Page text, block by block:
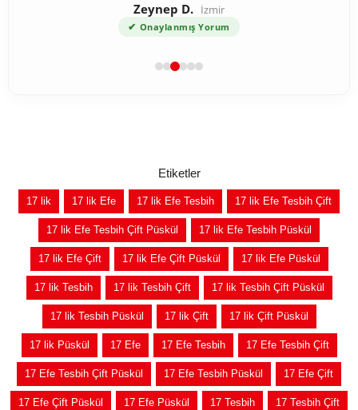
Zeynep D. İzmir
✔ Onaylanmış Yorum
Etiketler
17 lik 17 lik Efe 17 lik Efe Tesbih 17 lik Efe Tesbih Çift
17 lik Efe Tesbih Çift Püskül 17 lik Efe Tesbih Püskül
17 lik Efe Çift 17 lik Efe Çift Püskül 17 lik Efe Püskül
17 lik Tesbih 17 lik Tesbih Çift 17 lik Tesbih Çift Püskül
17 lik Tesbih Püskül 17 lik Çift 17 lik Çift Püskül
17 lik Püskül 17 Efe 17 Efe Tesbih 17 Efe Tesbih Çift
17 Efe Tesbih Çift Püskül 17 Efe Tesbih Püskül 17 Efe Çift
17 Efe Çift Püskül 17 Efe Püskül 17 Tesbih 17 Tesbih Çift